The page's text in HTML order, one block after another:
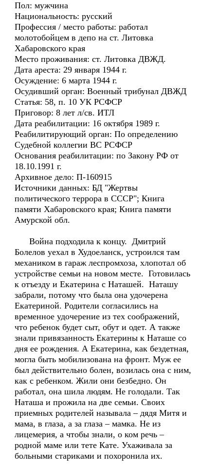
Пол: мужчина
Национальность: русский
Профессия / место работы: работал
молотобойцем в депо на ст. Литовка
Хабаровского края
Место проживания: ст. Литовка ДВЖД.
Дата ареста: 29 января 1944 г.
Осуждение: 6 марта 1944 г.
Осудивший орган: Военный трибунал ДВЖД
Статья: 58, п. 10 УК РСФСР
Приговор: 8 лет л/св. ИТЛ
Дата реабилитации: 16 октября 1989 г.
Реабилитирующий орган: По определению
Судебной коллегии ВС РСФСР
Основания реабилитации: по Закону РФ от
18.10.1991 г.
Архивное дело: П-160915
Источники данных: БД "Жертвы
политического террора в СССР"; Книга
памяти Хабаровского края; Книга памяти
Амурской обл.
Война подходила к концу. Дмитрий
Болелов уехал в Худоеланск, устроился там
механиком в гараж леспромхоза, хлопотал об
устройстве семьи на новом месте. Готовилась
к отъезду и Екатерина с Наташей. Наташу
забрали, потому что была она удочерена
Екатериной. Родители согласились на
временное удочерение из тех соображений,
что ребенок будет сыт, обут и одет. А также
знали привязанность Екатерины к Наташе со
дня ее рождения. А Екатерина, как бездетная,
могла быть мобилизована на фронт. Муж ее
был действительно болен, возилась она с ним,
как с ребенком. Жили они безбедно. Он
работал, она шила людям. Не голодали. Так
Наташа и прожила на две семьи. Своих
приемных родителей называла – дядя Митя и
мама, в глаза, а за глаза – мамка. Не из
лицемерия, а чтобы знали, о ком речь –
родной маме или тете Кате. Ухаживала за
больными стариками и похоронила их.